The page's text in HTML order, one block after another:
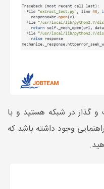
و گذار در شبکه هستید و با
وجود داشته باشد که